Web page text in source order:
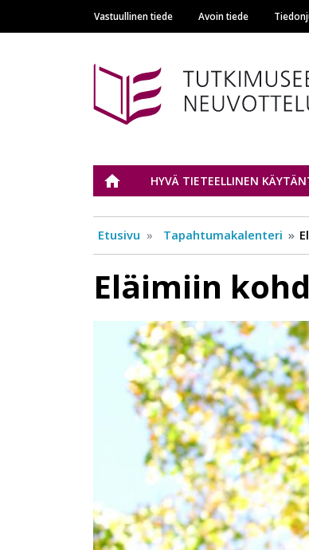
Main navigation
Vastuullinen tiede Avoin tiede
ETUSIVUHYVÄ TIETEELLINEN
Etusivu Tapahtumakalenteri
Eläimiin